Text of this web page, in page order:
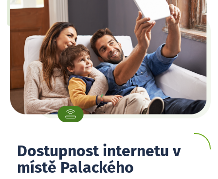
Dostupnost internetu v
místě Palackého